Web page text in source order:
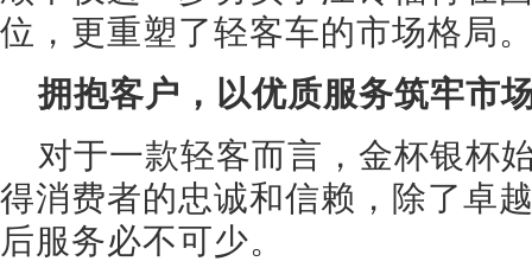
位，更重塑了轻客车的市场格局
拥抱客户，以优质服务筑牢市
对于一款轻客而言，金杯银杯
得消费者的忠诚和信赖，除了卓
后服务必不可少。